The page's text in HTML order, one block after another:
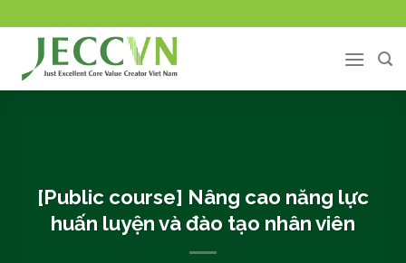
đến
dung
[Public course] Nâng cao năng lực
huấn luyện và đào tạo nhân viên